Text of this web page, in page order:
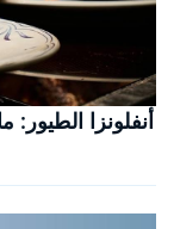
أنفلونزا